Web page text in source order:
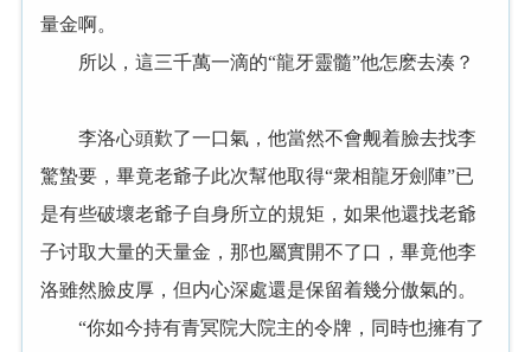
量金啊。
所以，這三千萬一滴的“龍牙靈髓”他怎麽去湊？
李洛心頭歎了一口氣，他當然不會觍着臉去找李
驚蟄要，畢竟老爺子此次幫他取得“衆相龍牙劍陣”已
是有些破壞老爺子自身所立的規矩，如果他還找老爺
子讨取大量的天量金，那也屬實開不了口，畢竟他李
洛雖然臉皮厚，但内心深處還是保留着幾分傲氣的。
“你如今持有青冥院大院主的令牌，同時也擁有了